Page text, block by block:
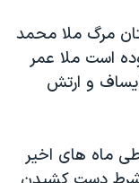
مرگ ملا محمد
است ملا عمر
و ارتش
ماه های اخیر